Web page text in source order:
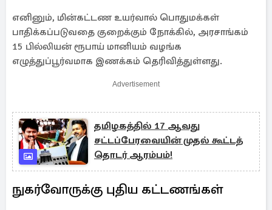
எனினும், மின்கட்டண உயர்வால் பொதுமக்கள்
பாதிக்கப்படுவதை குறைக்கும் நோக்கில், அரசாங்கம்
15 பில்லியன் ரூபாய் மானியம் வழங்க
எழுத்துப்பூர்வமாக இணக்கம் தெரிவித்துள்ளது.
Advertisement
தமிழகத்தில் 17 ஆவது
சட்டப்பேரவையின் முதல் கூட்டத்
தொடர் ஆரம்பம்!
நுகர்வோருக்கு புதிய கட்டணங்கள்